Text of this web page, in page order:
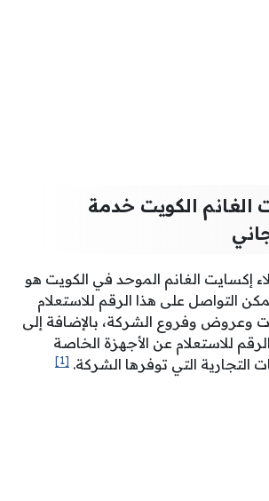
الغانم الكويت خدمة
إكسايت الغانم الموحد في الكويت هو
التواصل على هذا الرقم للاستعلام
وفروع الشركة، بالإضافة إلى
للاستعلام عن الأجهزة الخاصة
التجارية التي توفرها الشركة. [1]